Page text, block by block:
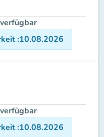
:10.08.2026
:10.08.2026